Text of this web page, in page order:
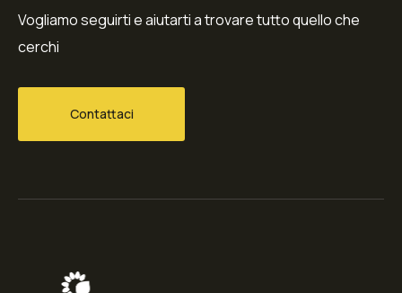
Vogliamo seguirti e aiutarti a trovare tutto quello che
cerchi
Contattaci